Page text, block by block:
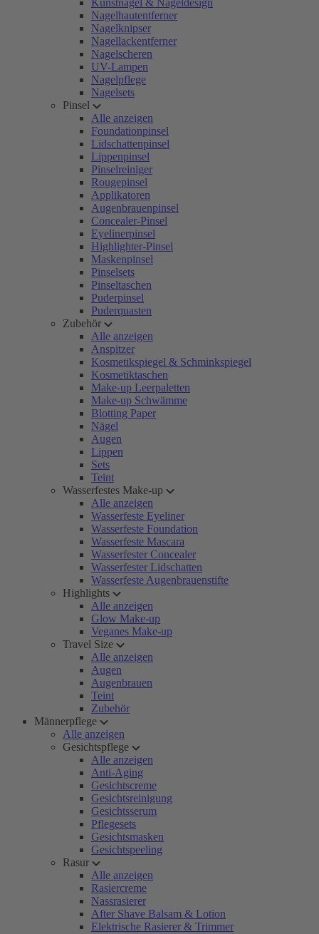
Kunstnägel & Nageldesign
Nagelhautentferner
Nagelknipser
Nagellackentferner
Nagelscheren
UV-Lampen
Nagelpflege
Nagelsets
Pinsel
Alle anzeigen
Foundationpinsel
Lidschattenpinsel
Lippenpinsel
Pinselreiniger
Rougepinsel
Applikatoren
Augenbrauenpinsel
Concealer-Pinsel
Eyelinerpinsel
Highlighter-Pinsel
Maskenpinsel
Pinselsets
Pinseltaschen
Puderpinsel
Puderquasten
Zubehör
Alle anzeigen
Anspitzer
Kosmetikspiegel & Schminkspiegel
Kosmetiktaschen
Make-up Leerpaletten
Make-up Schwämme
Blotting Paper
Nägel
Augen
Lippen
Sets
Teint
Wasserfestes Make-up
Alle anzeigen
Wasserfeste Eyeliner
Wasserfeste Foundation
Wasserfeste Mascara
Wasserfester Concealer
Wasserfester Lidschatten
Wasserfeste Augenbrauenstifte
Highlights
Alle anzeigen
Glow Make-up
Veganes Make-up
Travel Size
Alle anzeigen
Augen
Augenbrauen
Teint
Zubehör
Männerpflege
Alle anzeigen
Gesichtspflege
Alle anzeigen
Anti-Aging
Gesichtscreme
Gesichtsreinigung
Gesichtsserum
Pflegesets
Gesichtsmasken
Gesichtspeeling
Rasur
Alle anzeigen
Rasiercreme
Nassrasierer
After Shave Balsam & Lotion
Elektrische Rasierer & Trimmer